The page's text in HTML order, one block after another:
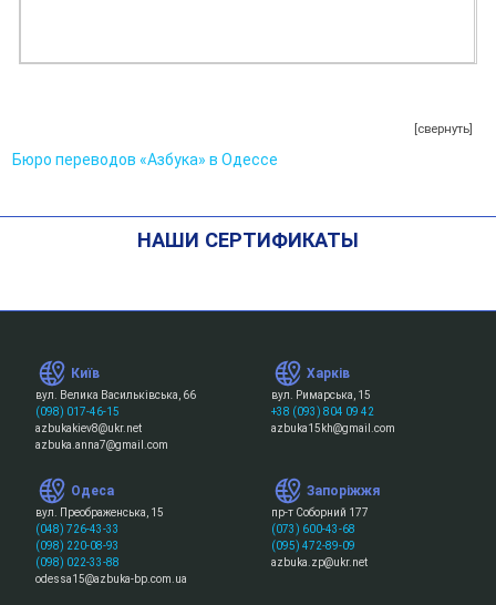
[свернуть]
Бюро переводов «Азбука» в Одессе
НАШИ СЕРТИФИКАТЫ
Київ
вул. Велика Васильківська, 66
(098) 017-46-15
azbukakiev8@ukr.net
azbuka.anna7@gmail.com
Харків
вул. Римарська, 15
+38 (093) 804 09 42
azbuka15kh@gmail.com
Одеса
вул. Преображенська, 15
(048) 726-43-33
(098) 220-08-93
(098) 022-33-88
odessa15@azbuka-bp.com.ua
Запоріжжя
пр-т Соборний 177
(073) 600-43-68
(095) 472-89-09
azbuka.zp@ukr.net